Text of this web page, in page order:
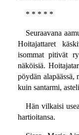
* * * * *
Seuraavana
Hoitajattaret
isommat pitivät
näköisiä.
pöydän
kuin santarmi,
Hän vilkaisi
hartioitansa.